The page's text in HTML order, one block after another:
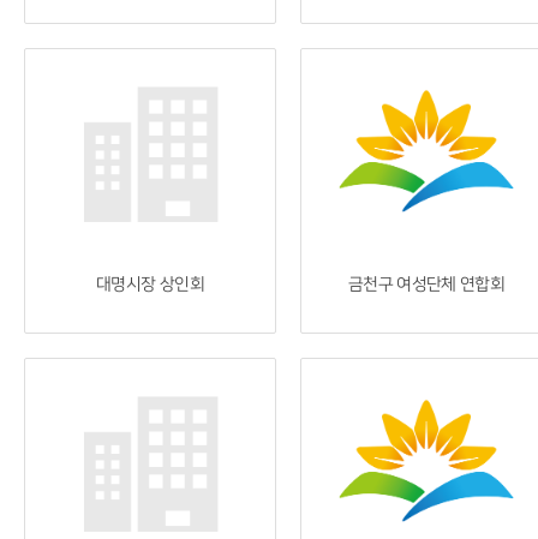
대명시장 상인회 금천구 여성단체 연합회